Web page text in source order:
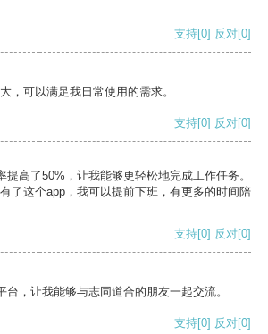
支持[0] 反对[0]
，可以满足我日常使用的需求。
支持[0] 反对[0]
提高了50%，让我能够更轻松地完成工作任务。
了这个app，我可以提前下班，有更多的时间陪
支持[0] 反对[0]
台，让我能够与志同道合的朋友一起交流。
支持[0] 反对[0]